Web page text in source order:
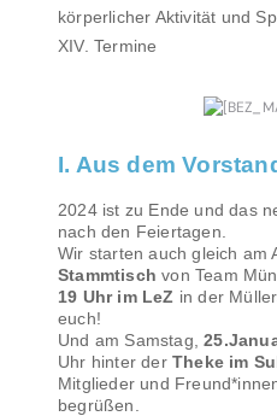
körperlicher Aktivität und
XIV. Termine
I. Aus dem
2024 ist zu Ende und das
nach den Feiertagen.
Wir starten auch gleich am
Stammtisch von Team
19 Uhr im LeZ in der
euch!
Und am Samstag,
Uhr hinter der Theke im
Mitglieder und
begrüßen.